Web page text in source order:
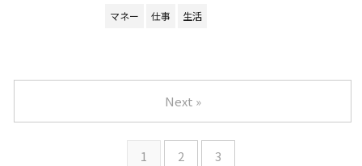
マネー 仕事 生活
1 2 3
Next »